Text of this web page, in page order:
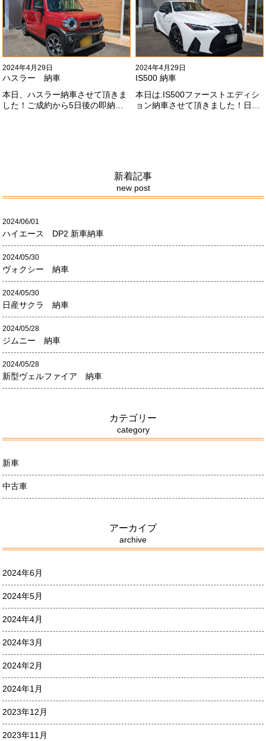
お願いします
#x1f647;#x200d;#x2640;#xfe0f;
2024年4月29日
ハスラー 納車
本日、ハスラー納車させて頂きま
した！ご成約から5日後の即納車
2024年4月29日
IS500 納車
本日は.IS500ファーストエディシ
ョン納車させて頂きました！日本
絡ください！
新着記事
new post
2024/06/01
ハイエース DP2 新車納車
2024/05/30
ヴォクシー 納車
2024/05/30
日産サクラ 納車
2024/05/28
ジムニー 納車
2024/05/28
新型ヴェルファイア 納車
カテゴリー
category
新車
中古車
アーカイブ
archive
2024年6月
2024年5月
2024年4月
2024年3月
2024年2月
2024年1月
2023年12月
2023年11月